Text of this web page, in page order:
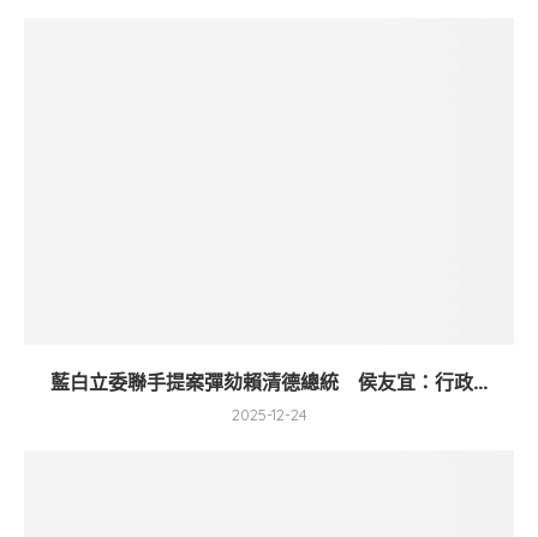
藍白立委聯手提案彈劾賴清德總統 侯友宜：行政...
2025-12-24